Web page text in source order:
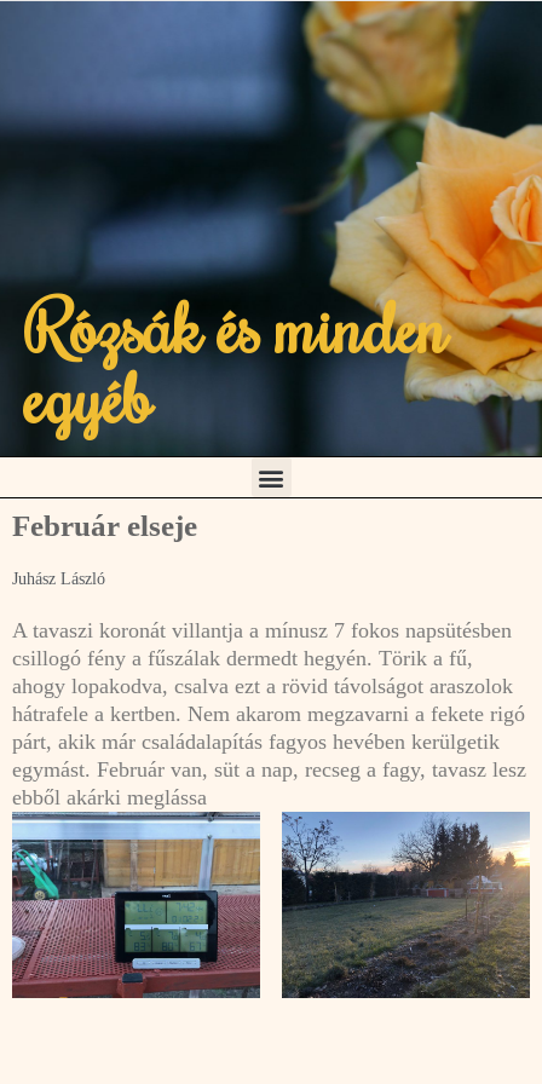
Rózsák és minden
egyéb
Február elseje
Juhász László
A tavaszi koronát villantja a mínusz 7 fokos napsütésben
csillogó fény a fűszálak dermedt hegyén. Törik a fű,
ahogy lopakodva, csalva ezt a rövid távolságot araszolok
hátrafele a kertben. Nem akarom megzavarni a fekete rigó
párt, akik már családalapítás fagyos hevében kerülgetik
egymást. Február van, süt a nap, recseg a fagy, tavasz lesz
ebből akárki meglássa